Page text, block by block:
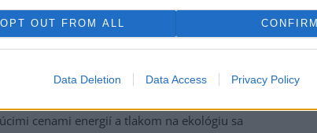
OPT OUT FROM ALL CONFIRM
Data Deletion Data Access Privacy Policy
v Želiezovciach potvrdzuje, že solárna termika je zrelá a
priemysel aj ubytovacie zariadenia predstavuje
cenami energií a tlakom na ekológiu sa